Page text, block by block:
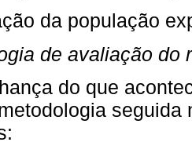
da população
de avaliação do
do que